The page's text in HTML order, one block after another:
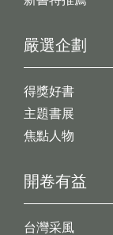
開卷有益
台灣采風
嚴選企劃
得獎好書
主題書展
焦點人物